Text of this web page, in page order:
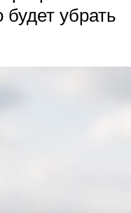
убрать